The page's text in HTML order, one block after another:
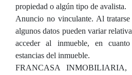
propiedad o algún tipo de avalista.
Anuncio no vinculante. Al
algunos datos pueden variar
acceder al inmueble, en
estancias del inmueble.
FRANCASA INMOBILIARIA,